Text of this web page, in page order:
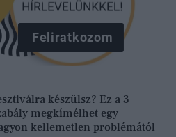
Feliratkozom
készülsz? Ez a 3
megkímélhet egy
kellemetlen problémától